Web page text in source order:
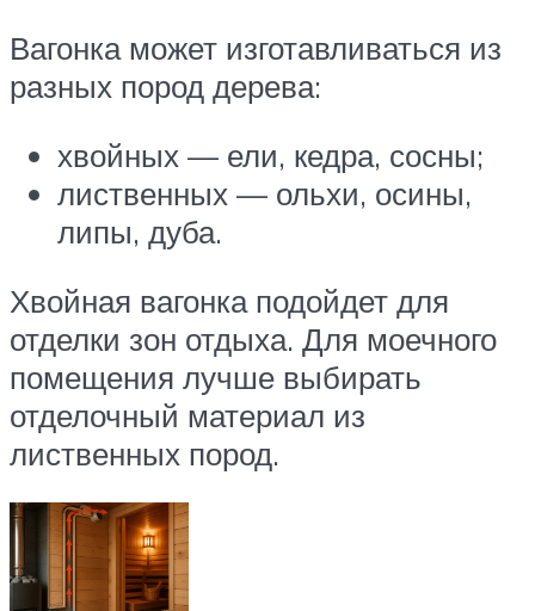
Вагонка может изготавливаться из
разных пород дерева:
хвойных — ели, кедра, сосны;
лиственных — ольхи, осины,
липы, дуба.
Хвойная вагонка подойдет для
отделки зон отдыха. Для моечного
помещения лучше выбирать
отделочный материал из
лиственных пород.